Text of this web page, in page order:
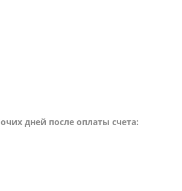
дней после оплаты счета: